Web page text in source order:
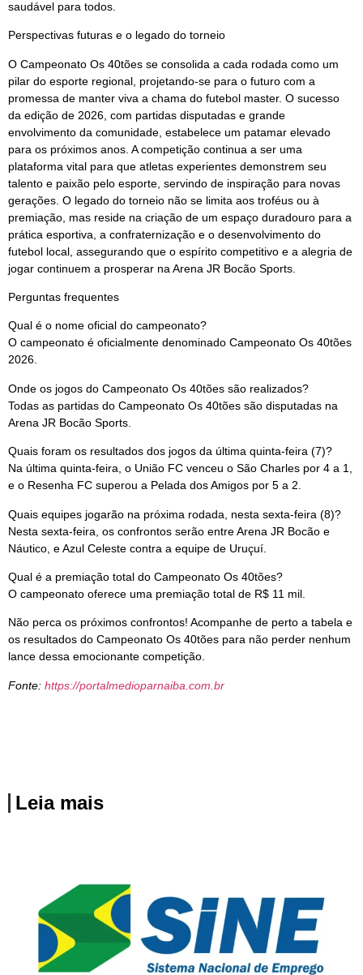
saudável para todos.
Perspectivas futuras e o legado do torneio
O Campeonato Os 40tões se consolida a cada rodada como um
pilar do esporte regional, projetando-se para o futuro com a
promessa de manter viva a chama do futebol master. O sucesso
da edição de 2026, com partidas disputadas e grande
envolvimento da comunidade, estabelece um patamar elevado
para os próximos anos. A competição continua a ser uma
plataforma vital para que atletas experientes demonstrem seu
talento e paixão pelo esporte, servindo de inspiração para novas
gerações. O legado do torneio não se limita aos troféus ou à
premiação, mas reside na criação de um espaço duradouro para a
prática esportiva, a confraternização e o desenvolvimento do
futebol local, assegurando que o espírito competitivo e a alegria de
jogar continuem a prosperar na Arena JR Bocão Sports.
Perguntas frequentes
Qual é o nome oficial do campeonato?
O campeonato é oficialmente denominado Campeonato Os 40tões
2026.
Onde os jogos do Campeonato Os 40tões são realizados?
Todas as partidas do Campeonato Os 40tões são disputadas na
Arena JR Bocão Sports.
Quais foram os resultados dos jogos da última quinta-feira (7)?
Na última quinta-feira, o União FC venceu o São Charles por 4 a 1,
e o Resenha FC superou a Pelada dos Amigos por 5 a 2.
Quais equipes jogarão na próxima rodada, nesta sexta-feira (8)?
Nesta sexta-feira, os confrontos serão entre Arena JR Bocão e
Náutico, e Azul Celeste contra a equipe de Uruçuí.
Qual é a premiação total do Campeonato Os 40tões?
O campeonato oferece uma premiação total de R$ 11 mil.
Não perca os próximos confrontos! Acompanhe de perto a tabela e
os resultados do Campeonato Os 40tões para não perder nenhum
lance dessa emocionante competição.
Fonte: https://portalmedioparnaiba.com.br
Leia mais